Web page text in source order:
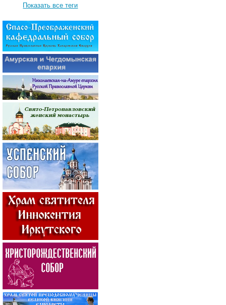
Показать все теги